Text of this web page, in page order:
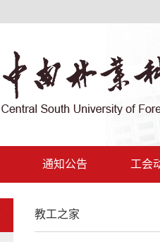
通知公告 工会
教工之家